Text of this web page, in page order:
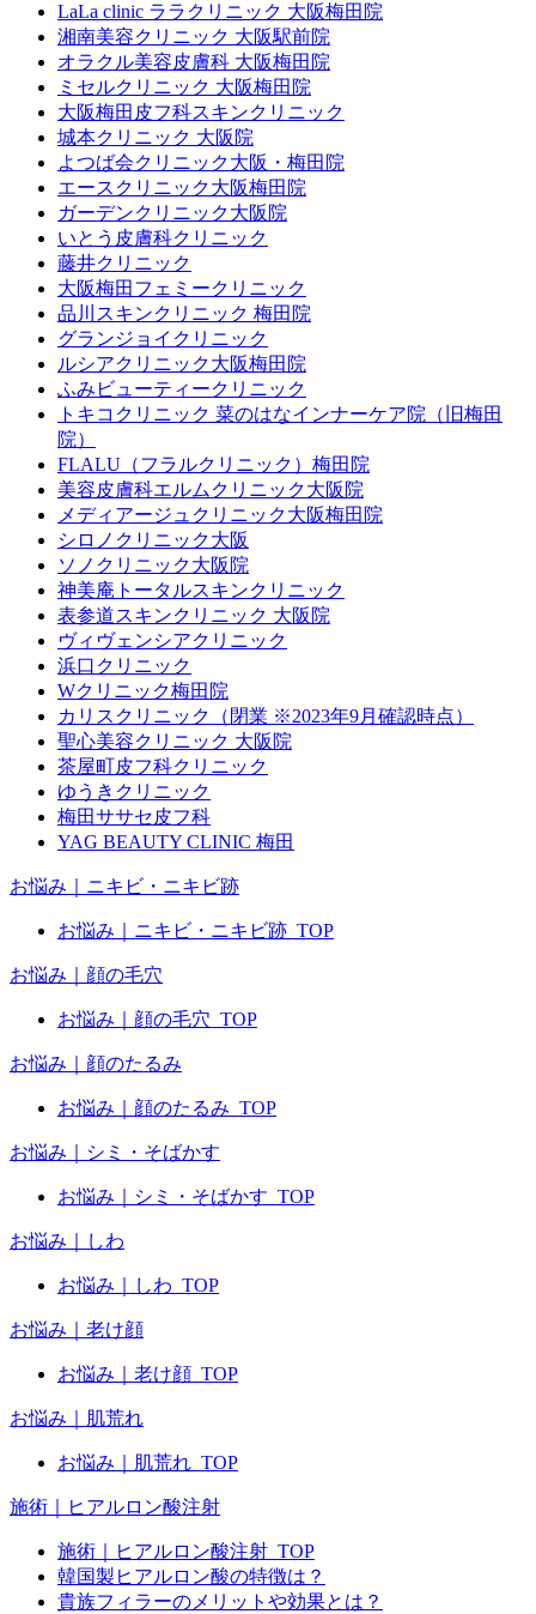
LaLa clinic ララクリニック 大阪梅田院
湘南美容クリニック 大阪駅前院
オラクル美容皮膚科 大阪梅田院
ミセルクリニック 大阪梅田院
大阪梅田皮フ科スキンクリニック
城本クリニック 大阪院
よつば会クリニック大阪・梅田院
エースクリニック大阪梅田院
ガーデンクリニック大阪院
いとう皮膚科クリニック
藤井クリニック
大阪梅田フェミークリニック
品川スキンクリニック 梅田院
グランジョイクリニック
ルシアクリニック大阪梅田院
ふみビューティークリニック
トキコクリニック 菜のはなインナーケア院（旧梅田
院）
FLALU（フラルクリニック）梅田院
美容皮膚科エルムクリニック大阪院
メディアージュクリニック大阪梅田院
シロノクリニック大阪
ソノクリニック大阪院
神美庵トータルスキンクリニック
表参道スキンクリニック 大阪院
ヴィヴェンシアクリニック
浜口クリニック
Wクリニック梅田院
カリスクリニック（閉業 ※2023年9月確認時点）
聖心美容クリニック 大阪院
茶屋町皮フ科クリニック
ゆうきクリニック
梅田ササセ皮フ科
YAG BEAUTY CLINIC 梅田
お悩み｜ニキビ・ニキビ跡
お悩み｜ニキビ・ニキビ跡_TOP
お悩み｜顔の毛穴
お悩み｜顔の毛穴_TOP
お悩み｜顔のたるみ
お悩み｜顔のたるみ_TOP
お悩み｜シミ・そばかす
お悩み｜シミ・そばかす_TOP
お悩み｜しわ
お悩み｜しわ_TOP
お悩み｜老け顔
お悩み｜老け顔_TOP
お悩み｜肌荒れ
お悩み｜肌荒れ_TOP
施術｜ヒアルロン酸注射
施術｜ヒアルロン酸注射_TOP
韓国製ヒアルロン酸の特徴は？
貴族フィラーのメリットや効果とは？